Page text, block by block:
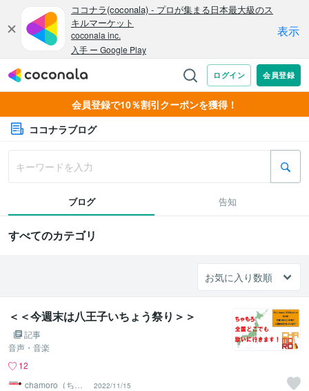
会員登録で10％割引クーポンを獲得！
ココナラブログ
ブログ 告知
すべてのカテゴリ
＜＜今週末は八王子いちょう祭り＞＞
記事
音声・音楽
12
chamoro（ちゃ
2022/11/15